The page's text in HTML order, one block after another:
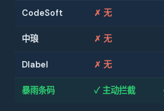
CodeSoft ✗ 无
中琅 ✗ 无
Dlabel ✗ 无
暴雨条码 ✓ 主动拦截